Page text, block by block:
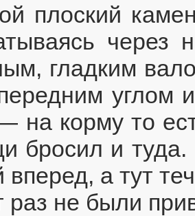
плоский
через
гладким
углом
на корму то
бросил и туда.
вперед, а тут
раз не были